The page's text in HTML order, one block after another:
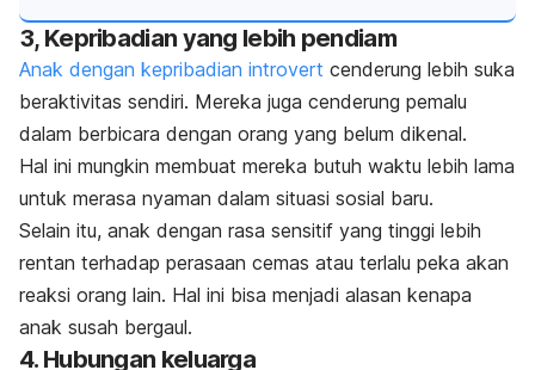
3, Kepribadian yang lebih pendiam
Anak dengan kepribadian introvert cenderung lebih suka
beraktivitas sendiri. Mereka juga cenderung pemalu
dalam berbicara dengan orang yang belum dikenal.
Hal ini mungkin membuat mereka butuh waktu lebih lama
untuk merasa nyaman dalam situasi sosial baru.
Selain itu, anak dengan rasa sensitif yang tinggi lebih
rentan terhadap perasaan cemas atau terlalu peka akan
reaksi orang lain. Hal ini bisa menjadi alasan kenapa
anak susah bergaul.
4. Hubungan keluarga